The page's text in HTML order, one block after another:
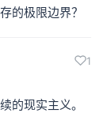
的极限边界？
1
的现实主义。